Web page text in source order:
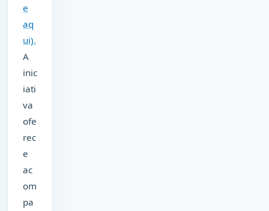
e
aq
ui).
A
inic
iati
va
ofe
rec
e
ac
om
pa